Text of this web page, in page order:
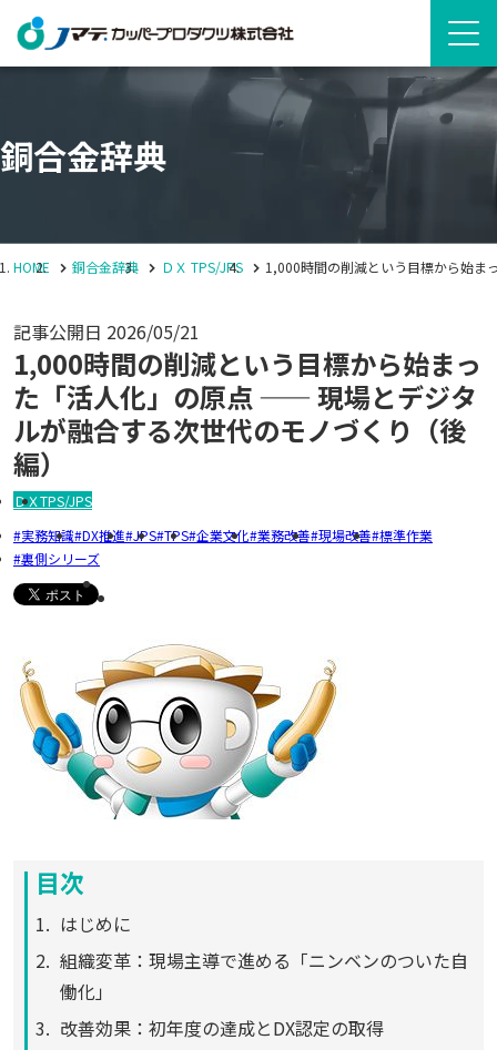
銅合金辞典
HOME 銅合金辞典 ＤＸ TPS/JPS 1,000時間の削減という目標から始
記事公開日 2026/05/21
1,000時間の削減という目標から始まっ
た「活人化」の原点 —— 現場とデジタ
ルが融合する次世代のモノづくり（後
編）
ＤＸTPS/JPS
実務知識 DX推進 JPS TPS 企業文化 業務改善 現場改善 標準作業
裏側シリーズ
目次
はじめに
組織変革：現場主導で進める「ニンベンのついた自
働化」
改善効果：初年度の達成とDX認定の取得